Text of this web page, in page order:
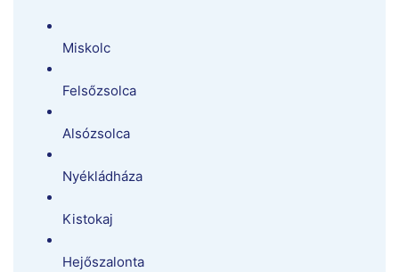
Miskolc
Felsőzsolca
Alsózsolca
Nyékládháza
Kistokaj
Hejőszalonta